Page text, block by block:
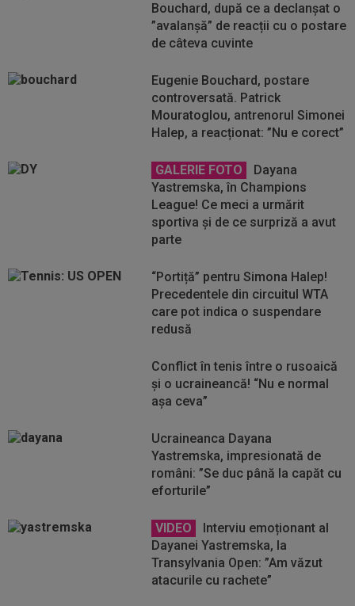
Bouchard, după ce a declanșat o
”avalanșă” de reacții cu o postare
de câteva cuvinte
Eugenie Bouchard, postare
controversată. Patrick
Mouratoglou, antrenorul Simonei
Halep, a reacționat: ”Nu e corect”
GALERIE FOTO
Dayana
Yastremska, în Champions
League! Ce meci a urmărit
sportiva și de ce surpriză a avut
parte
“Portiță” pentru Simona Halep!
Precedentele din circuitul WTA
care pot indica o suspendare
redusă
Conflict în tenis între o rusoaică
și o ucraineancă! “Nu e normal
așa ceva”
Ucraineanca Dayana
Yastremska, impresionată de
români: ”Se duc până la capăt cu
eforturile”
VIDEO
Interviu emoționant al
Dayanei Yastremska, la
Transylvania Open: ”Am văzut
atacurile cu rachete”